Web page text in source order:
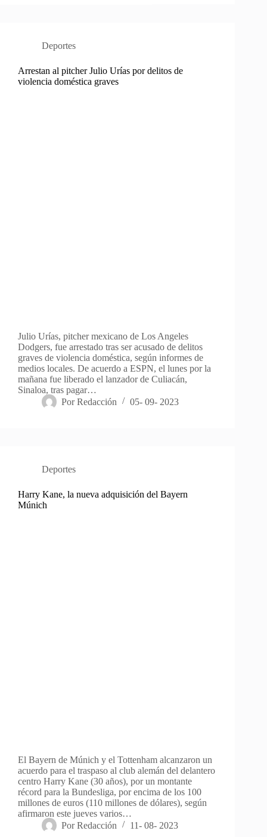
Deportes
Arrestan al pitcher Julio Urías por delitos de
violencia doméstica graves
Julio Urías, pitcher mexicano de Los Angeles
Dodgers, fue arrestado tras ser acusado de delitos
graves de violencia doméstica, según informes de
medios locales. De acuerdo a ESPN, el lunes por la
mañana fue liberado el lanzador de Culiacán,
Sinaloa, tras pagar…
Por Redacción 05- 09- 2023
Deportes
Harry Kane, la nueva adquisición del Bayern
Múnich
El Bayern de Múnich y el Tottenham alcanzaron un
acuerdo para el traspaso al club alemán del delantero
centro Harry Kane (30 años), por un montante
récord para la Bundesliga, por encima de los 100
millones de euros (110 millones de dólares), según
afirmaron este jueves varios…
Por Redacción 11- 08- 2023